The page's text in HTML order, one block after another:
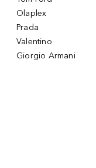
Olaplex
Prada
Valentino
Giorgio Armani